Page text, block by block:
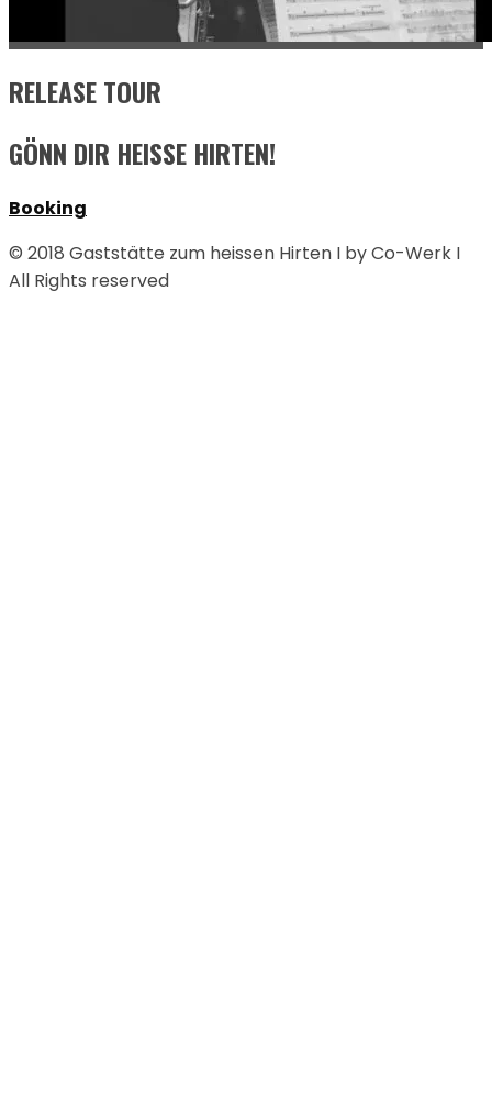
RELEASE TOUR
GÖNN DIR HEISSE HIRTEN!
Booking
© 2018 Gaststätte zum heissen Hirten I by Co-Werk I
All Rights reserved